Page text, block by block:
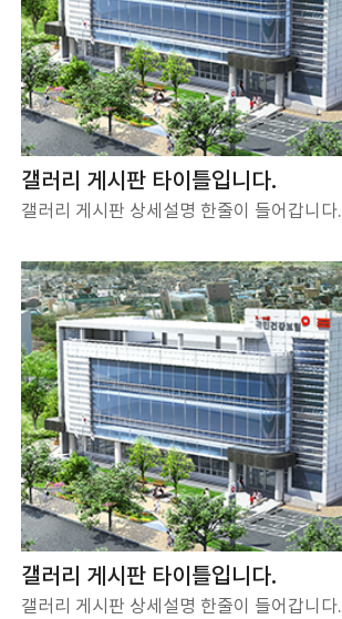
갤러리 게시판 타이틀입니다.
갤러리 게시판 상세설명 한줄이 들어갑니다.
갤러리 게시판 타이틀입니다.
갤러리 게시판 상세설명 한줄이 들어갑니다.